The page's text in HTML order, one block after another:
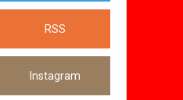
RSS
Instagram